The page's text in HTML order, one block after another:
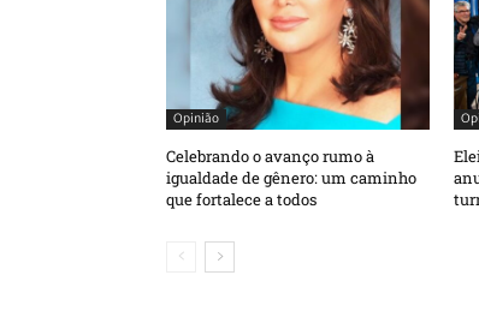
Opinião
Celebrando o avanço rumo à
igualdade de gênero: um caminho
que fortalece a todos